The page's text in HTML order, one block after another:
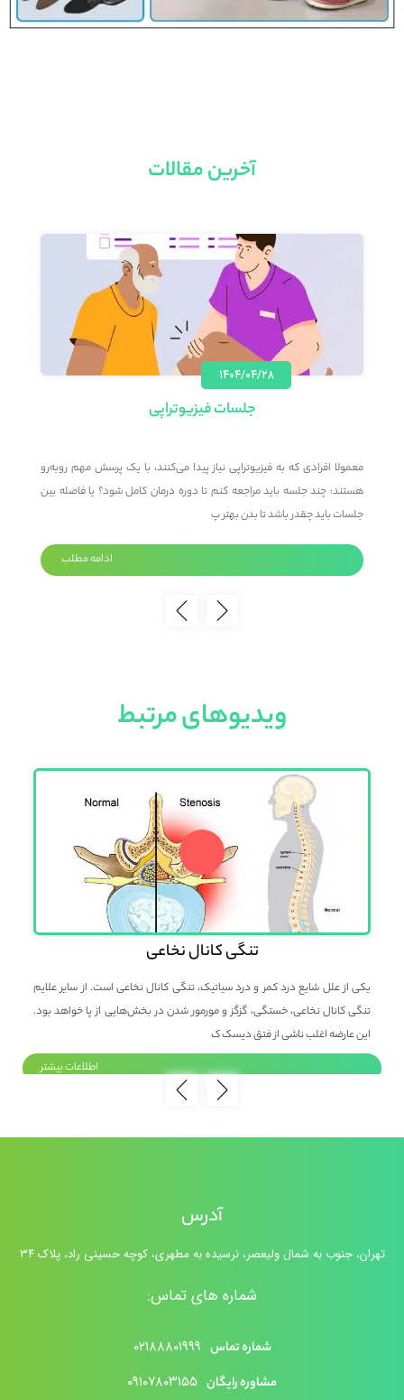
آخرین مقالات
۱۴۰۴/۰۴/۲۸
جلسات فیزیوتراپی
معمولا افرادی که به فیزیوتراپی نیاز پیدا می‌کنند، با یک پرسش مهم روبه‌رو
هستند: چند جلسه باید مراجعه کنم تا دوره درمان کامل شود؟ یا فاصله بین
جلسات باید چقدر باشد تا بدن بهتر پ
ادامه مطلب
ویدیوهای مرتبط
تنگی کانال نخاعی
یکی از علل شایع درد کمر و درد سیاتیک، تنگی کانال نخاعی است. از سایر علایم
تنگی کانال نخاعی، خستگی، گزگز و مورمور شدن در بخش‌هایی از پا خواهد بود.
این عارضه اغلب ناشی از فتق دیسک ک
اطلاعات بیشتر
آدرس
تهران، جنوب به شمال ولیعصر، نرسیده به مطهری، کوچه حسینی راد، پلاک ۳۴
شماره های تماس:
شماره تماس ۰۲۱۸۸۸۰۱۹۹۹
مشاوره رایگان ۰۹۱۰۷۸۰۳۱۵۵